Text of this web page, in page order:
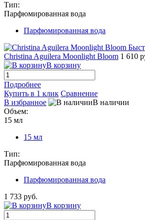
Тип:
Парфюмированная вода
Парфюмированная вода
Christina Aguilera Moonlight Bloom 1 610
В корзину
Подробнее
Купить в 1 клик Сравнение
В избранное
В наличии
Объем:
15 мл
15 мл
Тип:
Парфюмированная вода
Парфюмированная вода
1 733 руб.
В корзину